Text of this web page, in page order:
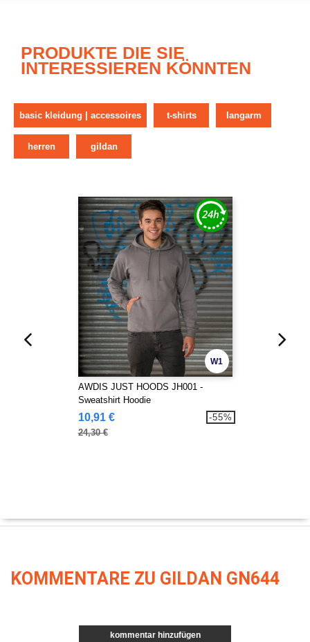
PRODUKTE DIE SIE
INTERESSIEREN KÖNNTEN
basic kleidung | accessoires t-shirts langarm
herren gildan
W1
AWDIS JUST HOODS JH001 -
Sweatshirt Hoodie
10,91 €
24,30 €
-55%
KOMMENTARE ZU GILDAN GN644
kommentar hinzufügen